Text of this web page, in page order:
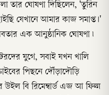
তার ঘোষণা দিছিলেন, 'তুরিন
যেখানে আমার কাজ সমাপ্ত।'
এক আনুষ্ঠানিক ঘোষণা ৷
যুগে, সবাই যখন খালি
পিছনে দৌঁড়াদৌড়ি
উইল বি রিমেম্বার্ড এজ আ ফিল্ম